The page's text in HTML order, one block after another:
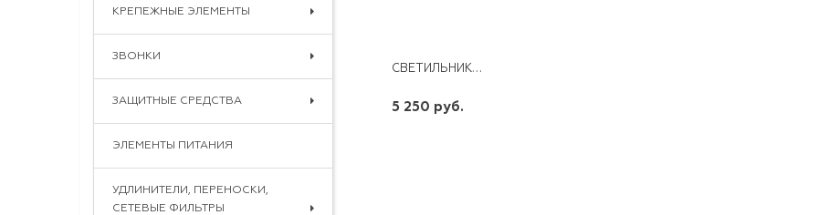
КРЕПЕЖНЫЕ ЭЛЕМЕНТЫ
ЗВОНКИ
ЗАЩИТНЫЕ СРЕДСТВА
ЭЛЕМЕНТЫ ПИТАНИЯ
УДЛИНИТЕЛИ, ПЕРЕНОСКИ,
СЕТЕВЫЕ ФИЛЬТРЫ
СВЕТИЛЬНИК НАСТЕННО ПОТОЛОЧНЫЙ LE LED CLL MYSTERY-S 70W
5 250 руб.